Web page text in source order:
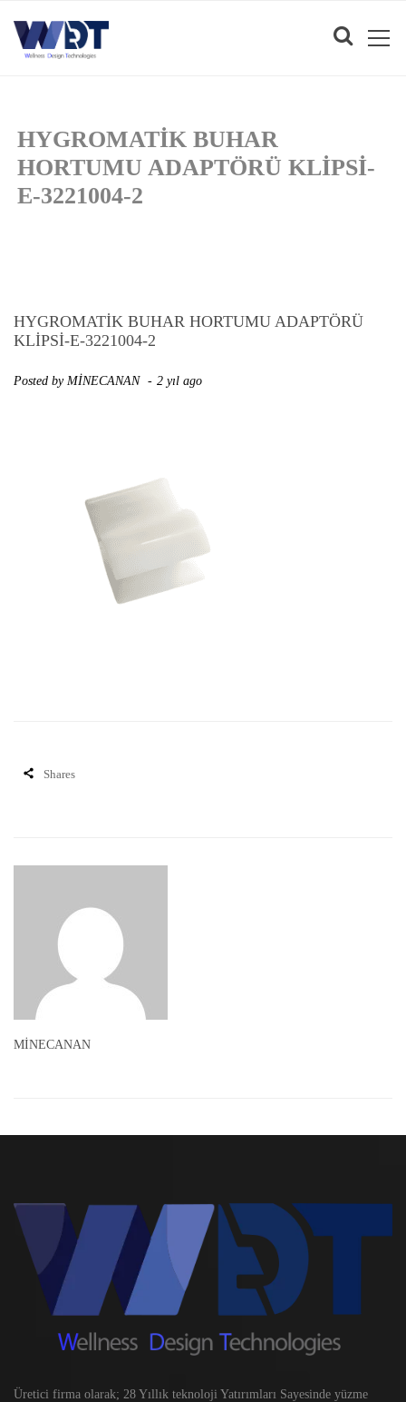
HYGROMATIK BUHAR
HORTUMU ADAPTÖRÜ KLIPSI-
E-3221004-2
HYGROMATIK BUHAR HORTUMU ADAPTÖRÜ
KLIPSI-E-3221004-2
Posted by MİNECANAN 2 yıl ago
Shares
MİNECANAN
Üretici firma olarak; 28 Yıllık teknoloji Yatırımları Sayesinde yüzme